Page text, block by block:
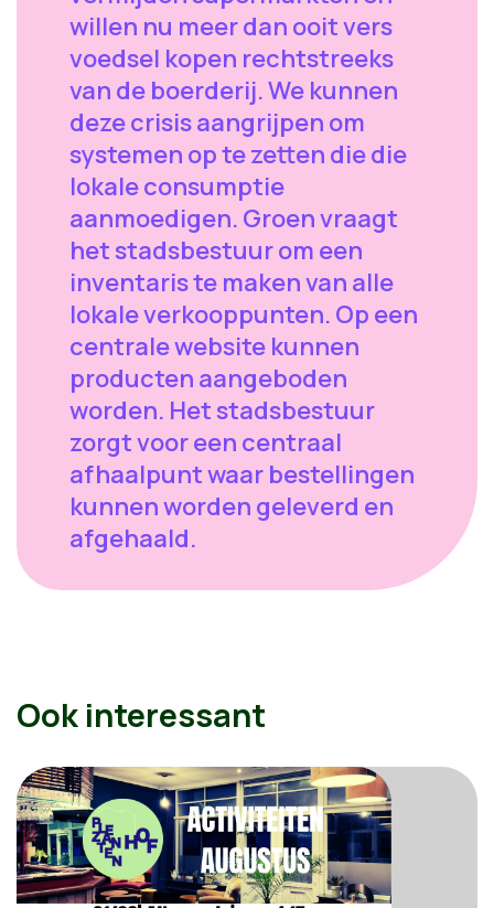
willen nu meer dan ooit vers
voedsel kopen rechtstreeks
van de boerderij. We kunnen
deze crisis aangrijpen om
systemen op te zetten die die
lokale consumptie
aanmoedigen. Groen vraagt
het stadsbestuur om een
inventaris te maken van alle
lokale verkooppunten. Op een
centrale website kunnen
producten aangeboden
worden. Het stadsbestuur
zorgt voor een centraal
afhaalpunt waar bestellingen
kunnen worden geleverd en
afgehaald.
Ook interessant